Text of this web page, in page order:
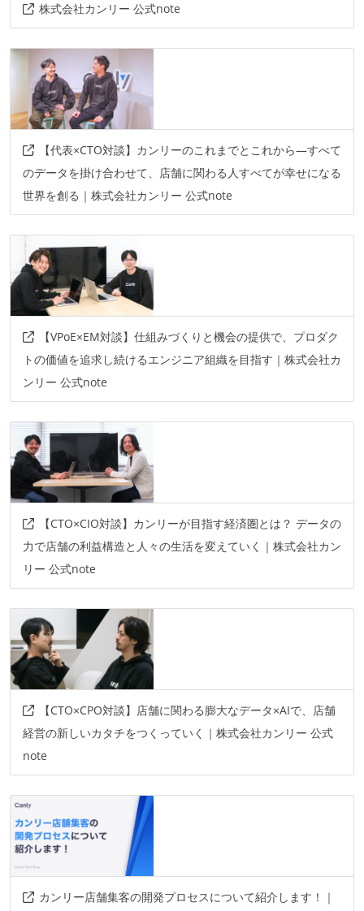
株式会社カンリー 公式note
【代表×CTO対談】カンリーのこれまでとこれから—すべて
のデータを掛け合わせて、店舗に関わる人すべてが幸せになる
世界を創る｜株式会社カンリー 公式note
【VPoE×EM対談】仕組みづくりと機会の提供で、プロダク
トの価値を追求し続けるエンジニア組織を目指す｜株式会社カ
ンリー 公式note
【CTO×CIO対談】カンリーが目指す経済圏とは？ データの
力で店舗の利益構造と人々の生活を変えていく｜株式会社カン
リー 公式note
【CTO×CPO対談】店舗に関わる膨大なデータ×AIで、店舗
経営の新しいカタチをつくっていく｜株式会社カンリー 公式
note
カンリー店舗集客の開発プロセスについて紹介します！｜